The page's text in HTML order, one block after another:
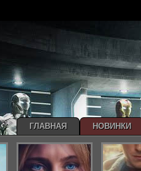
ГЛАВНАЯ НОВИНКИ